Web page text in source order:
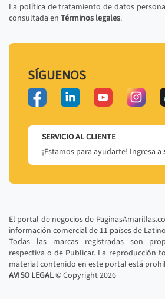
La política de tratamiento de datos
consultada en Términos legales.
SÍGUENOS
SERVICIO AL CLIENTE
¡Estamos para ayudarte! Ingresa a
El portal de negocios de
información comercial de 11 países de
Todas las marcas registradas son
respectiva o de Publicar. La reproducción
material contenido en este portal está
AVISO LEGAL© Copyright2026